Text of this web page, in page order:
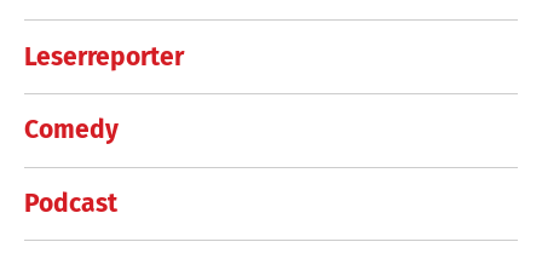
Leserreporter
Comedy
Podcast